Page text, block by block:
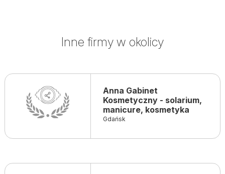
Inne firmy w okolicy
Anna Gabinet
Kosmetyczny - solarium,
manicure, kosmetyka
Gdańsk